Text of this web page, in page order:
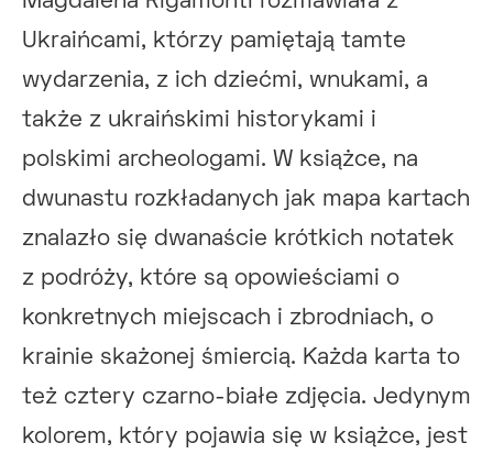
Ukraińcami, którzy pamiętają tamte
wydarzenia, z ich dziećmi, wnukami, a
także z ukraińskimi historykami i
polskimi archeologami. W książce, na
dwunastu rozkładanych jak mapa kartach
znalazło się dwanaście krótkich notatek
z podróży, które są opowieściami o
konkretnych miejscach i zbrodniach, o
krainie skażonej śmiercią. Każda karta to
też cztery czarno-białe zdjęcia. Jedynym
kolorem, który pojawia się w książce, jest